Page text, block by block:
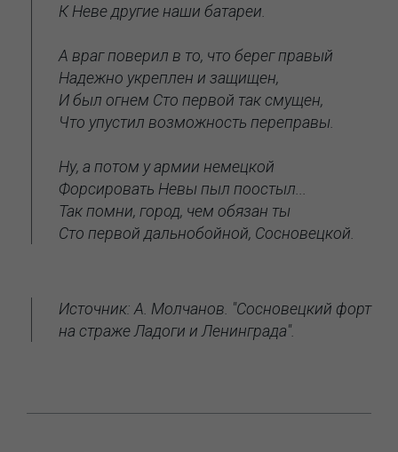
К Неве другие наши батареи.
А враг поверил в то, что берег правый
Надежно укреплен и защищен,
И был огнем Сто первой так смущен,
Что упустил возможность переправы.
Ну, а потом у армии немецкой
Форсировать Невы пыл поостыл...
Так помни, город, чем обязан ты
Сто первой дальнобойной, Сосновецкой.
Источник: А. Молчанов. "Сосновецкий форт
на страже Ладоги и Ленинграда".